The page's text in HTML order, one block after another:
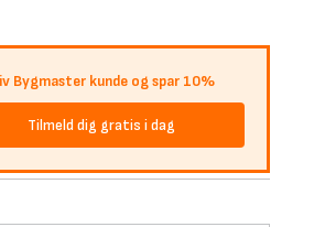
Bygmaster kunde og spar 10%
Tilmeld dig gratis i dag